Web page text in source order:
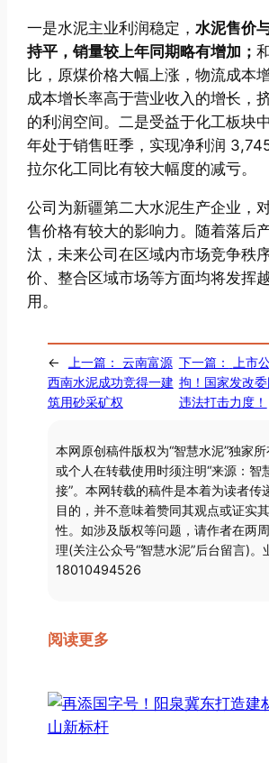
一是水泥主业利润稳定，水泥售价
持平，销量较上年同期略有增加；
比，原煤价格大幅上涨，物流成本
成本增长率高于营业收入的增长，
的利润空间。二是受益于化工板块
年处于销售旺季，实现净利润
拉尔化工同比有较大幅度的减亏。
公司为新疆第二大水泥生产企业，
售价格有较大的影响力。随着落后
汰，未来公司在区域内市场竞争秩
价、整合区域市场等方面均将发挥
用。
← 上一篇： 云南富源
西南水泥成功竞得一建
筑用砂采矿权
下一篇：
上市
拘！国家发改
违法打击力度！
本网原创稿件版权为“智慧水泥”独家
或个人在转载使用时须注明“来源：智
接”。本网转载的稿件是本着为读者传
目的，并不意味着赞同其观点或证实
性。如涉及版权等问题，请作者在两
理(关注公众号“智慧水泥”后台留言)。
18010494526
阅读更多